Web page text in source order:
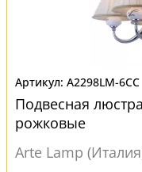
A2298LM-6CC
Подвесная
рожковые
Arte Lamp